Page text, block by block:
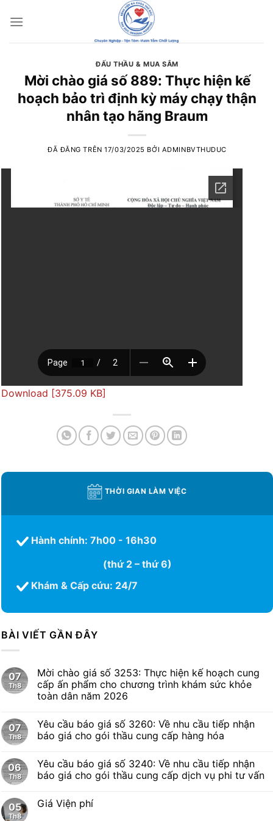
đến
ĐẤU THẦU & MUA SẮM
Mời chào giá số 889: Thực hiện kế
hoạch bảo trì định kỳ máy chạy thận
nhân tạo hãng Braum
ĐÃ ĐĂNG TRÊN17/03/2025 BỞI ADMINBVTHUDUC
Download [375.09 KB]
THỜI GIAN LÀM VIỆC
Hành chính: 7h00 - 16h30
(thứ 2 – thứ 6)
Khám & Cấp cứu: 24/7
BÀI VIẾT GẦN ĐÂY
07
Th8
Mời chào giá số 3253: Thực hiện kế hoạch cung
cấp ấn phẩm cho chương trình khám sức khỏe
toàn dân năm 2026
07
Th8
Yêu cầu báo giá số 3260: Về nhu cầu tiếp nhận
báo giá cho gói thầu cung cấp hàng hóa
06
Th8
Yêu cầu báo giá số 3240: Về nhu cầu tiếp nhận
báo giá cho gói thầu cung cấp dịch vụ phi tư vấn
05
Th8
Giá Viện phí